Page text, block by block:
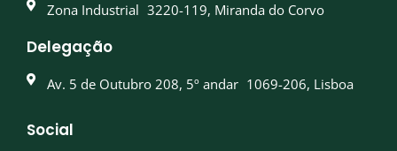
Zona Industrial 3220-119, Miranda do Corvo
Delegação
Av. 5 de Outubro 208, 5º andar 1069-206, Lisboa
Social